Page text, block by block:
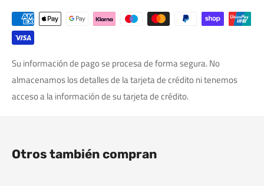
Su información de pago se procesa de forma segura. No
almacenamos los detalles de la tarjeta de crédito ni tenemos
acceso a la información de su tarjeta de crédito.
Otros también compran